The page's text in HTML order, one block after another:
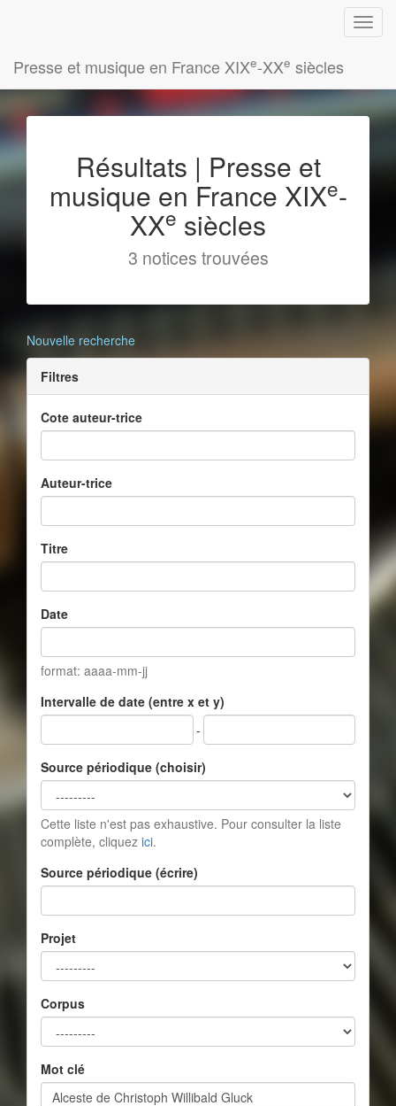
Presse et musique en France XIXe-XXe siècles
Résultats | Presse et
musique en France XIXe-
XXe siècles
3 notices trouvées
Nouvelle recherche
Filtres
Cote auteur-trice
Auteur-trice
Titre
Date
format: aaaa-mm-jj
Intervalle de date (entre x et y)
-
Source périodique (choisir)
Cette liste n'est pas exhaustive. Pour consulter la liste
complète, cliquez ici.
Source périodique (écrire)
Projet
Corpus
Mot clé